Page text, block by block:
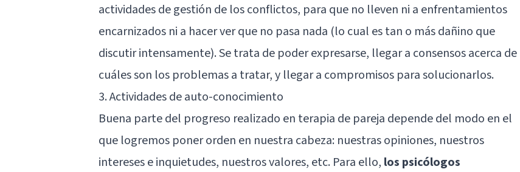
actividades de gestión de los conflictos, para que no lleven ni a enfrentamientos
encarnizados ni a hacer ver que no pasa nada (lo cual es tan o más dañino que
discutir intensamente). Se trata de poder expresarse, llegar a consensos acerca de
cuáles son los problemas a tratar, y llegar a compromisos para solucionarlos.
3. Actividades de auto-conocimiento
Buena parte del progreso realizado en terapia de pareja depende del modo en el
que logremos poner orden en nuestra cabeza: nuestras opiniones, nuestros
intereses e inquietudes, nuestros valores, etc. Para ello, los psicólogos